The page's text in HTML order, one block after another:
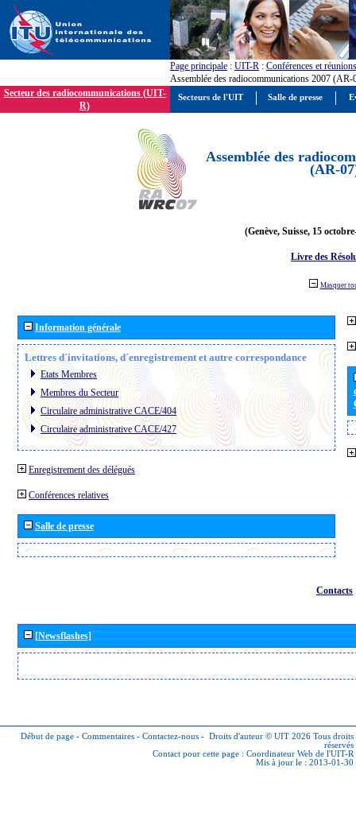
Page principale : UIT-R : Conférences et réunions
Assemblée des radiocommunications 2007 (AR-
Secteur des radiocommunications (UIT-
R)
Assemblée des
(AR-
(Genève, Suisse, 15
Livre des
Masquer
Information générale
Lettres d´invitations, d´enregistrement et autre correspondance
Etats Membres
Membres du Secteur
Circulaire administrative CACE/404
Circulaire administrative CACE/427
Enregistrement des délégués
Conférences relatives
Salle de presse
Contacts
[Newsflashes]
Début de page - Commentaires - Contactez-nous - Droits d'auteur © UIT 2026 Tous droits
réservés
Contact pour cette page : Coordinateur Web de l'UIT-R
Mis à jour le : 2013-01-30
Secteurs de l'UIT Salle de presse